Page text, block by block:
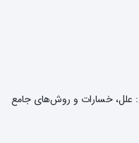
علل، خسارات و روش‌های جامع